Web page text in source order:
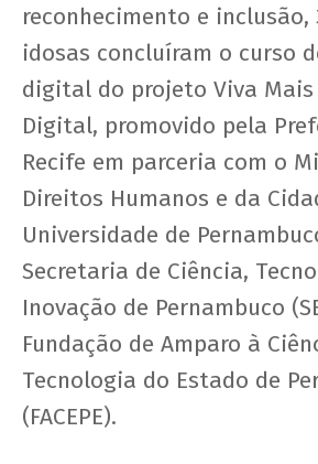
reconhecimento e inclusão,
idosas concluíram o curso
digital do projeto Viva Mais
Digital, promovido pela
Recife em parceria com o
Direitos Humanos e da
Universidade de
Secretaria de Ciência,
Inovação de Pernambuco
Fundação de Amparo à
Tecnologia do Estado de
(FACEPE).